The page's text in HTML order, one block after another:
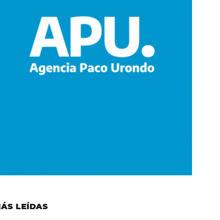
LEÍDAS